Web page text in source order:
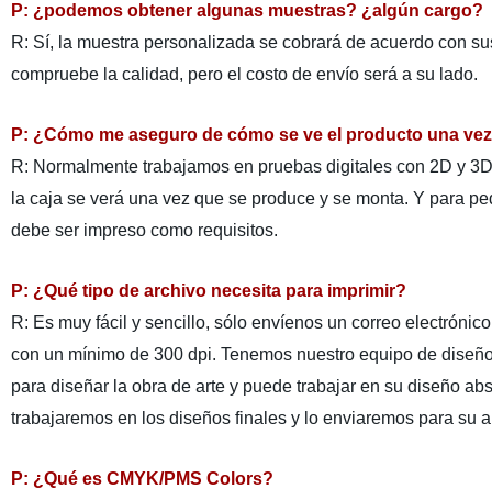
P: ¿podemos obtener algunas muestras? ¿algún cargo?
R: Sí, la muestra personalizada se cobrará de acuerdo con
compruebe la calidad, pero el costo de envío será a su lado.
P: ¿Cómo me aseguro de cómo se ve el producto una
R: Normalmente trabajamos en pruebas digitales con 2D y
la caja se verá una vez que se produce y se monta. Y para
debe ser impreso como requisitos.
P: ¿Qué tipo de archivo necesita para imprimir?
R: Es muy fácil y sencillo, sólo envíenos un correo
con un mínimo de 300 dpi. Tenemos nuestro equipo de
para diseñar la obra de arte y puede trabajar en su diseño
trabajaremos en los diseños finales y lo enviaremos para su
P: ¿Qué es CMYK/PMS Colors?